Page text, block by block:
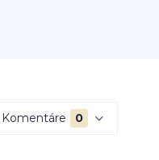
Komentáre 0